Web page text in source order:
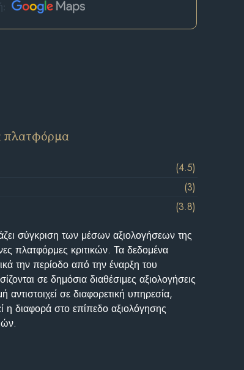
πλατφόρμα
(4.5)
(3)
(3.8)
σύγκριση των μέσων αξιολογήσεων της
πλατφόρμες κριτικών. Τα δεδομένα
την περίοδο από την έναρξη του
σε δημόσια διαθέσιμες αξιολογήσεις
σε διαφορετική υπηρεσία,
η διαφορά στο επίπεδο αξιολόγησης